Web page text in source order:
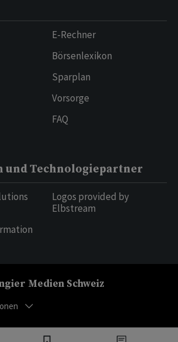
E-Rechner
Börsenlexikon
Sparplan
Vorsorge
FAQ
und Technologiepartner
Logos provided by
Elbstream
Medien Schweiz